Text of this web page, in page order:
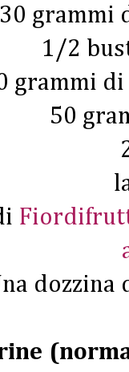
30 grammi
1/2
grammi
50
dozzina